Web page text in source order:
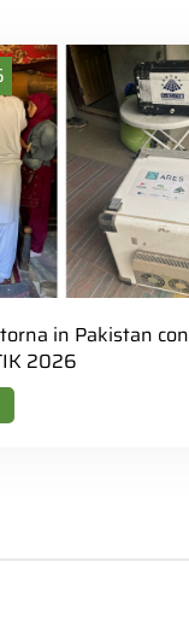
in Pakistan
2026